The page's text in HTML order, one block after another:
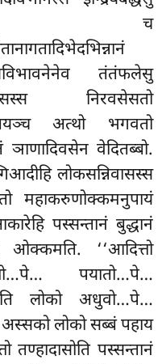
च
तंतंफलेसु
निरवसेसतो
अत्थो भगवतो
वेदितब्बो.
लोकसन्निवासस्स
महाकरुणोक्कमनुपायं
पस्सन्तानं बुद्धानं
‘‘आदित्तो
पयातो…पे…
लोको अधुवो…पे…
लोको सब्बं पहाय
पस्सन्तानं